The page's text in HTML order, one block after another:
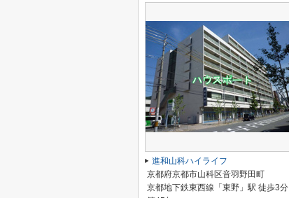
進和山科ハイライフ
京都府京都市山科区音羽野田町
京都地下鉄東西線「東野」駅 徒歩3分